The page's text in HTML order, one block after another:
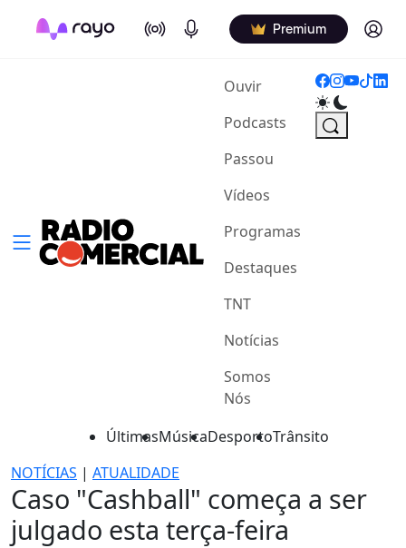
On Air Podcasts Premium Log in
Ouvir(current)
Podcasts
Passou
Vídeos
Programas
Destaques
TNT
Notícias
Somos
Nós
ÚltimasMúsicaDesportoTrânsito
NOTÍCIAS | ATUALIDADE
Caso "Cashball" começa a ser
julgado esta terça-feira